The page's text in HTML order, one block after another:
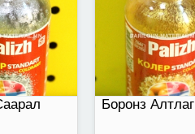
Боронз Алтлаг
0,6кл